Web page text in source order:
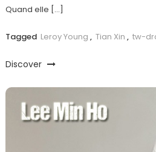
Quand elle […]
Tagged Leroy Young , Tian Xin , tw-
Discover